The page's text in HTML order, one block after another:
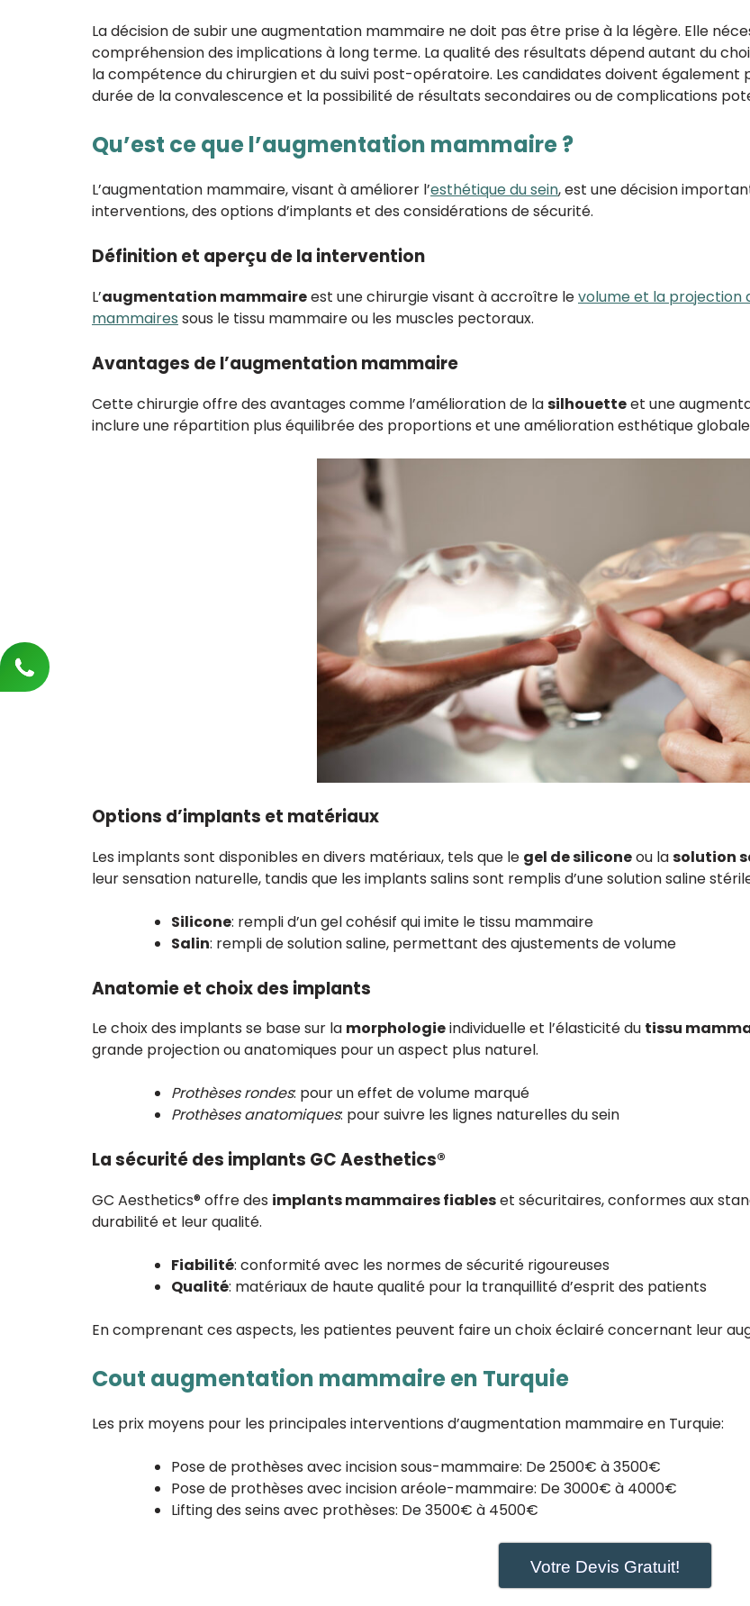
La décision de subir une augmentation mammaire ne doit pas être prise à la légère. Elle
compréhension des implications à long terme. La qualité des résultats dépend autant du
la compétence du chirurgien et du suivi post-opératoire. Les candidates doivent également
durée de la convalescence et la possibilité de résultats secondaires ou de complications
Qu’est ce que l’augmentation mammaire ?
L’augmentation mammaire, visant à améliorer l’esthétique du sein, est une décision
interventions, des options d’implants et des considérations de sécurité.
Définition et aperçu de la intervention
L’augmentation mammaireest une chirurgie visant à accroître levolume et la projection
mammaires sous le tissu mammaire ou les muscles pectoraux.
Avantages de l’augmentation mammaire
Cette chirurgie offre des avantages comme l’amélioration de lasilhouetteet une
inclure une répartition plus équilibrée des proportions et une amélioration esthétique
Options d’implants et matériaux
Les implants sont disponibles en divers matériaux, tels que le gel de siliconeou lasolution
leur sensation naturelle, tandis que les implants salins sont remplis d’une solution saline
Silicone: rempli d’un gel cohésif qui imite le tissu mammaire
Salin: rempli de solution saline, permettant des ajustements de volume
Anatomie et choix des implants
Le choix des implants se base sur la morphologieindividuelle et l’élasticité du tissu
grande projection ou anatomiques pour un aspect plus naturel.
Prothèses rondes: pour un effet de volume marqué
Prothèses anatomiques: pour suivre les lignes naturelles du sein
La sécurité des implants GC Aesthetics®
GC Aesthetics® offre des implants mammaires fiableset sécuritaires, conformes aux
durabilité et leur qualité.
Fiabilité: conformité avec les normes de sécurité rigoureuses
Qualité: matériaux de haute qualité pour la tranquillité d’esprit des patients
En comprenant ces aspects, les patientes peuvent faire un choix éclairé concernant leur
Cout augmentation mammaire en Turquie
Les prix moyens pour les principales interventions d’augmentation mammaire en Turquie:
Pose de prothèses avec incision sous-mammaire: De 2500€ à 3500€
Pose de prothèses avec incision aréole-mammaire: De 3000€ à 4000€
Lifting des seins avec prothèses: De 3500€ à 4500€
Votre Devis Gratuit!